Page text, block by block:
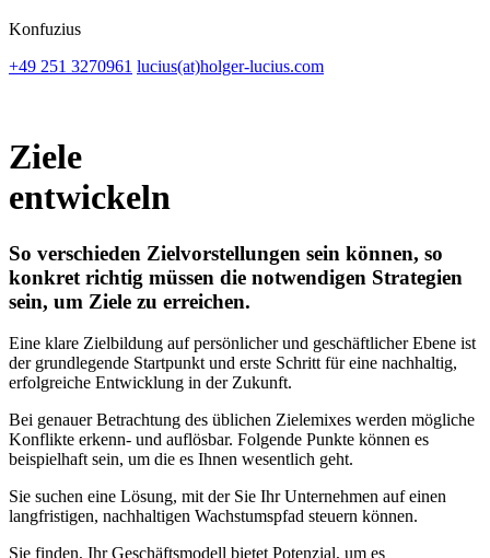
Konfuzius
+49 251 3270961 lucius(at)holger-lucius.com
Ziele
entwickeln
So verschieden Zielvorstellungen sein können, so
konkret richtig müssen die notwendigen Strategien
sein, um Ziele zu erreichen.
Eine klare Zielbildung auf persönlicher und geschäftlicher Ebene ist
der grundlegende Startpunkt und erste Schritt für eine nachhaltig,
erfolgreiche Entwicklung in der Zukunft.
Bei genauer Betrachtung des üblichen Zielemixes werden mögliche
Konflikte erkenn- und auflösbar. Folgende Punkte können es
beispielhaft sein, um die es Ihnen wesentlich geht.
Sie suchen eine Lösung, mit der Sie Ihr Unternehmen auf einen
langfristigen, nachhaltigen Wachstumspfad steuern können.
Sie finden, Ihr Geschäftsmodell bietet Potenzial, um es